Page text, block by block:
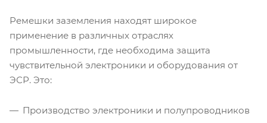
Ремешки заземления находят широкое
применение в различных отраслях
промышленности, где необходима защита
чувствительной электроники и оборудования от
ЭСР. Это:
Производство электроники и полупроводников